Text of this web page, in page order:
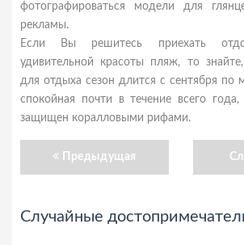
фотографироваться модели для
рекламы.
Если Вы решитесь приехать
удивительной красоты пляж, то
для отдыха сезон длится с сентября по
спокойная почти в течение всего
защищен коралловыми рифами.
Предыдущая
Случайные